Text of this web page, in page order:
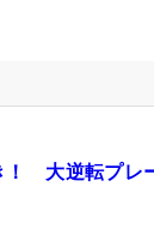
！ 大逆転プレ